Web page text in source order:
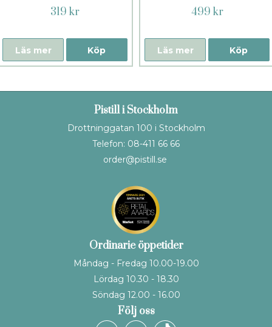
319 kr
Köp
Läs mer
499 kr
Köp
Läs mer
Pistill i Stockholm
Drottninggatan 100 i Stockholm
Telefon: 08-411 66 66
order@pistill.se
Ordinarie öppetider
Måndag - Fredag 10.00-19.00
Lördag 10.30 - 18.30
Söndag 12.00 - 16.00
Följ oss